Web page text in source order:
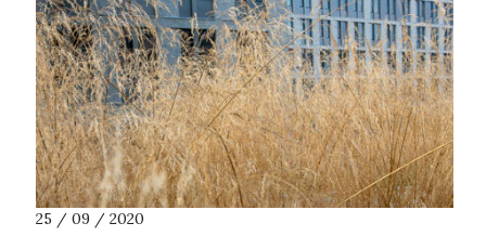
25 / 09 / 2020